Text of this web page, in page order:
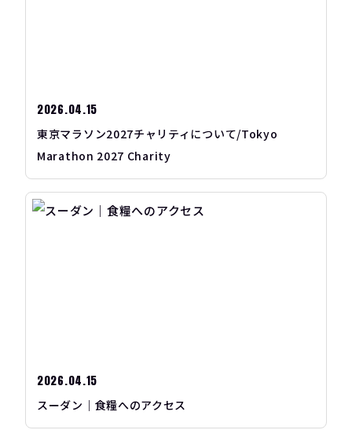
2026.04.15
東京マラソン2027チャリティについて/Tokyo
Marathon 2027 Charity
2026.04.15
スーダン｜食糧へのアクセス